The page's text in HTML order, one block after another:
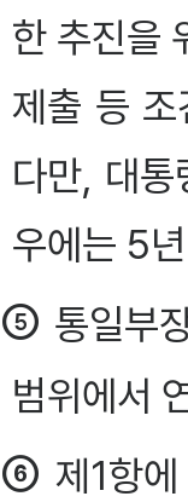
한 추진을
제출 등
다만, 대통
우에는 5
⑤ 통일부
범위에서
⑥ 제1항